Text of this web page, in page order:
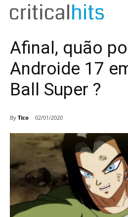
Afinal, quão
Androide 17
Ball Super ?
By Tico 02/01/2020